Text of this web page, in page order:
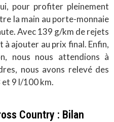
pour profiter pleinement
la main au porte-monnaie
Avec 139 g/km de rejets
à ajouter au prix final. Enfin,
nous nous attendions à
nous avons relevé des
9 l/100 km.
Country : Bilan